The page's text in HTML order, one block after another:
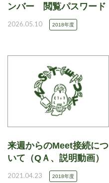
ンバー 閲覧パスワード
2026.05.10 2018年度
来週からのMeet接続につ
いて（QＡ、説明動画）
2021.04.23 2018年度